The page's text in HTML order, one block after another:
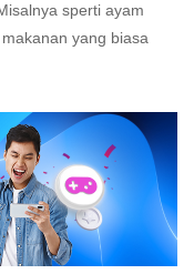
sperti ayam
yang biasa